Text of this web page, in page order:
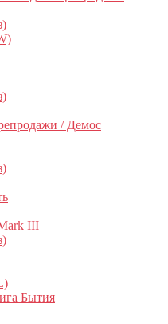
/ Демос
III
Бытия